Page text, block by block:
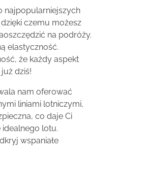
najpopularniejszych
czemu możesz
na podróży.
elastyczność.
że każdy aspekt
dziś!
nam oferować
liniami lotniczymi,
co daje Ci
lotu.
wspaniałe